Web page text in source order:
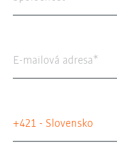
E-mailová adresa
+421 - Slovensko